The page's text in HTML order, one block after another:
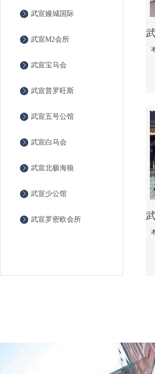
武宣嫚城国际
武宣M2会所
武宣宝马会
武宣普罗旺斯
武宣五号公馆
武宣白马会
武宣北极海狼
武宣少公馆
武宣罗密欧会所